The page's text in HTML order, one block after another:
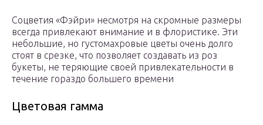
Соцветия «Фэйри» несмотря на скромные размеры
всегда привлекают внимание и в флористике. Эти
небольшие, но густомахровые цветы очень долго
стоят в срезке, что позволяет создавать из роз
букеты, не теряющие своей привлекательности в
течение гораздо большего времени
Цветовая гамма